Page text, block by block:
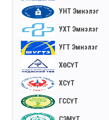
УНТ Эмнэлэг
УХТ Эмнэлэг
УГТ Эмнэлэг
ХӨСҮТ
ХСҮТ
ГССҮТ